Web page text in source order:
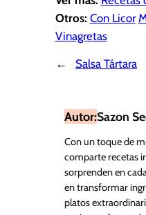
Otros: Con Licor
Vinagretas
←
Salsa Tártara
Autor:Sazon
Con un toque de
comparte recetas
sorprenden en
en transformar
platos